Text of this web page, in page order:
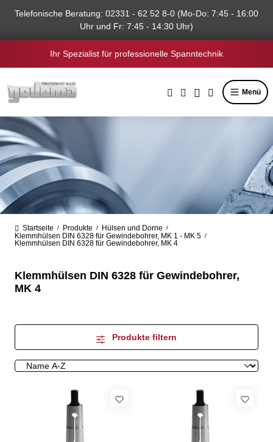
springen
Telefonische Beratung: 02331 - 62 52 8-0 (Mo-Do: 7:45 - 16:00
Uhr und Fr: 7:45 - 14:30 Uhr)
Ihr Spezialist für professionelle Spanntechnik
Menü
Startseite / Produkte / Hülsen und Dorne /
Klemmhülsen DIN 6328 für Gewindebohrer, MK 1 - MK 5 /
Klemmhülsen DIN 6328 für Gewindebohrer, MK 4
Klemmhülsen DIN 6328 für Gewindebohrer,
MK 4
Produkte filtern